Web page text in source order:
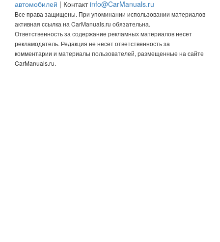
автомобилей | Контактinfo@CarManuals.ru
Все права защищены. При упоминании использовании материалов
активная ссылка на CarManuals.ru обязательна.
Ответственность за содержание рекламных материалов несет
рекламодатель. Редакция не несет ответственность за
комментарии и материалы пользователей, размещенные на сайте
CarManuals.ru.